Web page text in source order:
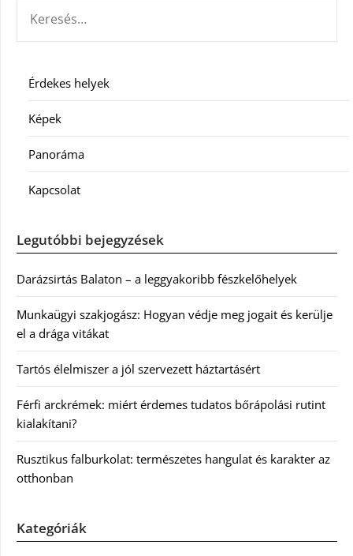
Érdekes helyek
Képek
Panoráma
Kapcsolat
Legutóbbi bejegyzések
Darázsirtás Balaton – a leggyakoribb fészkelőhelyek
Munkaügyi szakjogász: Hogyan védje meg jogait és kerülje
el a drága vitákat
Tartós élelmiszer a jól szervezett háztartásért
Férfi arckrémek: miért érdemes tudatos bőrápolási rutint
kialakítani?
Rusztikus falburkolat: természetes hangulat és karakter az
otthonban
Kategóriák